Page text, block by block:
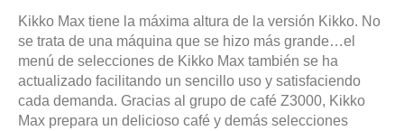
Kikko Max tiene la máxima altura de la versión Kikko. No
se trata de una máquina que se hizo más grande…el
menú de selecciones de Kikko Max también se ha
actualizado facilitando un sencillo uso y satisfaciendo
cada demanda. Gracias al grupo de café Z3000, Kikko
Max prepara un delicioso café y demás selecciones